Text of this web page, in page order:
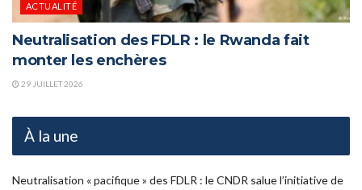
ACTUALITÉ
Neutralisation des FDLR : le Rwanda fait
monter les enchères
29 JUILLET 2026
À la une
Neutralisation « pacifique » des FDLR : le CNDR salue l’initiative de